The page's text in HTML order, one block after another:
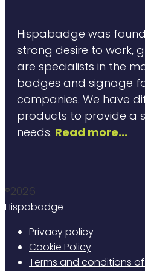
Hispabadge was
strong desire to work,
are specialists in the
badges and signage
companies. We have
products to provide a
needs. Read more...
®2026
Hispabadge
Privacy policy
Cookie Policy
Terms and conditions